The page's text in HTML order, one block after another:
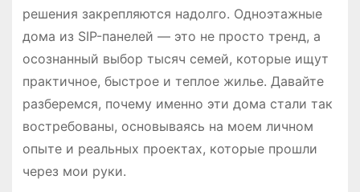
решения закрепляются надолго. Одноэтажные
дома из SIP-панелей — это не просто тренд, а
осознанный выбор тысяч семей, которые ищут
практичное, быстрое и теплое жилье. Давайте
разберемся, почему именно эти дома стали так
востребованы, основываясь на моем личном
опыте и реальных проектах, которые прошли
через мои руки.